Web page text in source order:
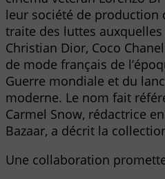
leur société de production
traite des luttes
Christian Dior, Coco
de mode français de
Guerre mondiale et du
moderne. Le nom fait
Carmel Snow, rédactrice
Bazaar, a décrit la
Une collaboration